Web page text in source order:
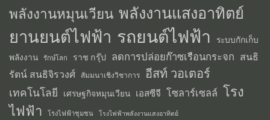
พลังงานหมุนเวียน พลังงานแสงอาทิตย์
ยานยนต์ไฟฟ้า รถยนต์ไฟฟ้า
ระบบกักเก็บ
พลังงาน
รักษ์โลก ราช กรุ๊ป ลดการปล่อยก๊าซเรือนกระจก สนธิ
รัตน์ สนธิจิรวงศ์
สัมมนาเชิงวิชาการ อีสท์ วอเตอร์
เทคโนโลยี เศรษฐกิจหมุนเวียน เอสซีจี โซลาร์เซลล์ โรง
ไฟฟ้า
โรงไฟฟ้าชุมชน โรงไฟฟ้าพลังงานแสงอาทิตย์